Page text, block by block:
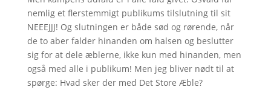
nemlig et flerstemmigt publikums tilslutning til sit
NEEEJJJ! Og slutningen er både sød og rørende, når
de to aber falder hinanden om halsen og beslutter
sig for at dele æblerne, ikke kun med hinanden, men
også med alle i publikum! Men jeg bliver nødt til at
spørge: Hvad sker der med Det Store Æble?